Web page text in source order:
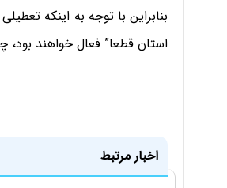
بنابراین با توجه به اینکه
استان قطعا” فعال خواهند بود،
اخبار مرتبط